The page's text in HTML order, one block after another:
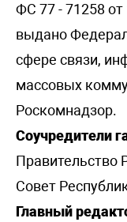
ФС 77 - 71258 от
выдано
сфере связи,
массовых
Роскомнадзор.
Соучредители
Правительство
Совет
Главный